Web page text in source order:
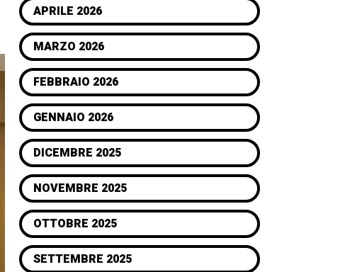
APRILE 2026
MARZO 2026
FEBBRAIO 2026
GENNAIO 2026
DICEMBRE 2025
NOVEMBRE 2025
OTTOBRE 2025
SETTEMBRE 2025